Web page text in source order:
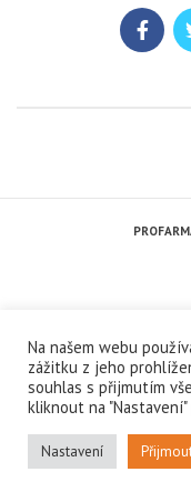
Na našem webu
zážitku z jeho
souhlas s přijmutím
kliknout na
Nastavení